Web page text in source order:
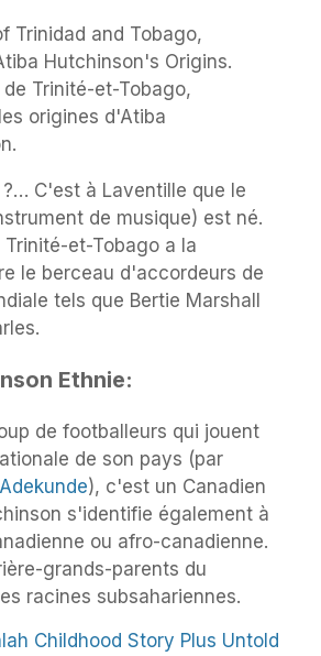
Trinité-et-Tobago,
origines d'Atiba
C'est à Laventille que le
de musique) est né.
et-Tobago a la
le berceau d'accordeurs de
tels que Bertie Marshall
Ethnie:
de footballeurs qui jouent
de son pays (par
), c'est un Canadien
s'identifie également à
ou afro-canadienne.
grands-parents du
racines subsahariennes.